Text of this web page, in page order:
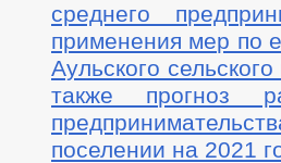
среднего
применения мер по
Аульского
также прогноз
поселении на 2021